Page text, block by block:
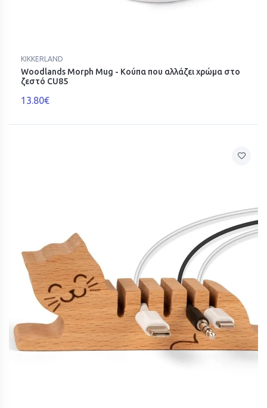
KIKKERLAND
Woodlands Morph Mug - Κούπα που αλλάζει χρώμα στο
ζεστό CU85
13.80€